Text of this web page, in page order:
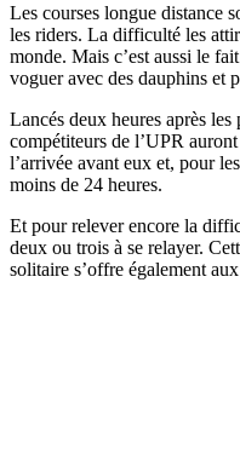
Les courses longue distance
les riders. La difficulté les
monde. Mais c’est aussi le
voguer avec des dauphins et
Lancés deux heures après
compétiteurs de l’UPR
l’arrivée avant eux et, pour
moins de 24 heures.
Et pour relever encore la
deux ou trois à se relayer.
solitaire s’offre également